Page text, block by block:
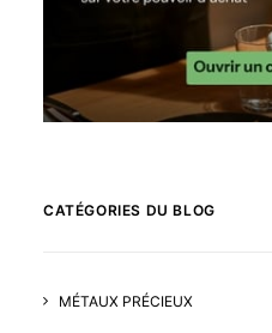
CATÉGORIES DU BLOG
MÉTAUX PRÉCIEUX